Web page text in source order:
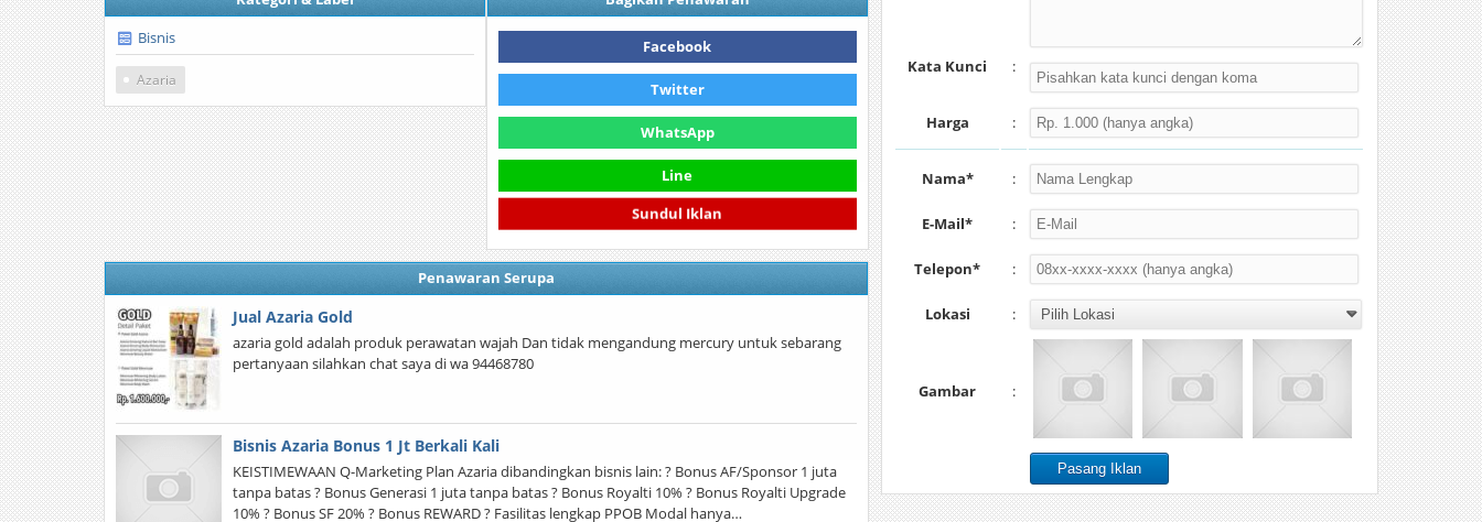
Bisnis
Azaria
Facebook
Twitter
WhatsApp
Line
Sundul Iklan
Penawaran Serupa
Jual Azaria Gold
azaria gold adalah produk perawatan wajah Dan tidak mengandung mercury untuk sebarang
pertanyaan silahkan chat saya di wa 94468780
Bisnis Azaria Bonus 1 Jt Berkali Kali
KEISTIMEWAAN Q-Marketing Plan Azaria dibandingkan bisnis lain: ? Bonus AF/Sponsor 1 juta
tanpa batas ? Bonus Generasi 1 juta tanpa batas ? Bonus Royalti 10% ? Bonus Royalti Upgrade
10% ? Bonus SF 20% ? Bonus REWARD ? Fasilitas lengkap PPOB Modal hanya…
Kata Kunci :
Harga :
Nama* :
E-Mail* :
Telepon* :
Lokasi :
Gambar :